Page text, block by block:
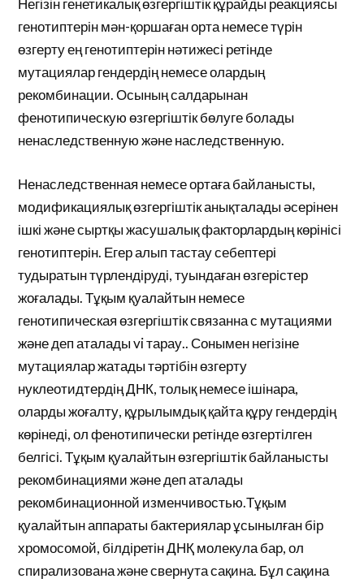
Негізін генетикалық өзгергіштік құрайды реакциясы
генотиптерін мән-қоршаған орта немесе түрін
өзгерту ең генотиптерін нәтижесі ретінде
мутациялар гендердің немесе олардың
рекомбинации. Осының салдарынан
фенотипическую өзгергіштік бөлуге болады
ненаследственную және наследственную.
Ненаследственная немесе ортаға байланысты,
модификациялық өзгергіштік анықталады әсерінен
ішкі және сыртқы жасушалық факторлардың көрінісі
генотиптерін. Егер алып тастау себептері
тудыратын түрлендіруді, туындаған өзгерістер
жоғалады. Тұқым қуалайтын немесе
генотипическая өзгергіштік связанна с мутациями
және деп аталады vi тарау.. Сонымен негізіне
мутациялар жатады тәртібін өзгерту
нуклеотидтердің ДНК, толық немесе ішінара,
оларды жоғалту, құрылымдық қайта құру гендердің
көрінеді, ол фенотипически ретінде өзгертілген
белгісі. Тұқым қуалайтын өзгергіштік байланысты
рекомбинациями және деп аталады
рекомбинационной изменчивостью.Тұқым
қуалайтын аппараты бактериялар ұсынылған бір
хромосомой, білдіретін ДНҚ молекула бар, ол
спирализована және свернута сақина. Бұл сақина